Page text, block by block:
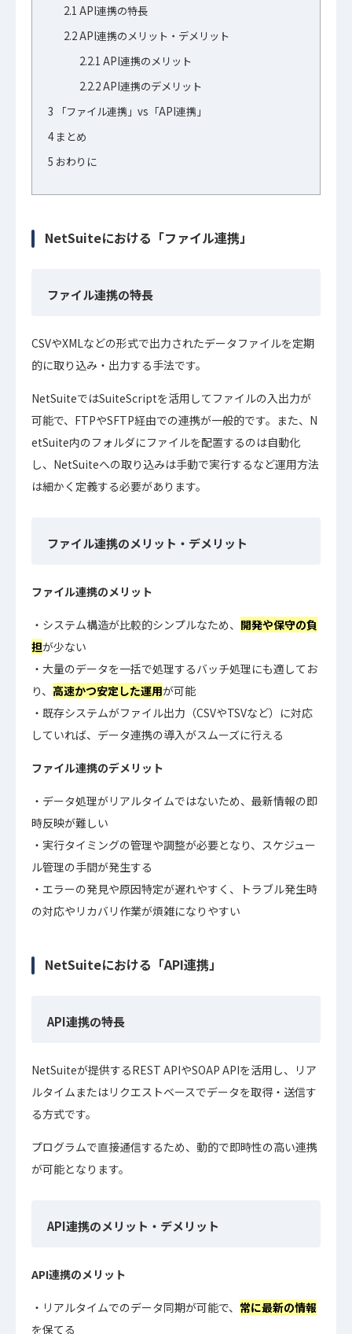
2.1 API連携の特長
2.2API連携のメリット・デメリット
2.2.1 API連携のメリット
2.2.2API連携のデメリット
3 「ファイル連携」vs「API連携」
4まとめ
5 おわりに
NetSuiteにおける「ファイル連携」
ファイル連携の特長
CSVやXMLなどの形式で出力されたデータファイルを定期
的に取り込み・出力する手法です。
NetSuiteではSuiteScriptを活用してファイルの入出力が
可能で、FTPやSFTP経由での連携が一般的です。また、N
etSuite内のフォルダにファイルを配置するのは自動化
し、NetSuiteへの取り込みは手動で実行するなど運用方法
は細かく定義する必要があります。
ファイル連携のメリット・デメリット
ファイル連携のメリット
システム構造が比較的シンプルなため、 開発や保守の負
担が少ない
大量のデータを一括で処理するバッチ処理にも適してお
り、 高速かつ安定した運用が可能
既存システムがファイル出力（CSVやTSVなど）に対応
していれば、データ連携の導入がスムーズに行える
ファイル連携のデメリット
データ処理がリアルタイムではないため、最新情報の即
時反映が難しい
実行タイミングの管理や調整が必要となり、スケジュー
ル管理の手間が発生する
エラーの発見や原因特定が遅れやすく、トラブル発生時
の対応やリカバリ作業が煩雑になりやすい
NetSuiteにおける「API連携」
API連携の特長
NetSuiteが提供するREST APIやSOAP APIを活用し、リア
ルタイムまたはリクエストベースでデータを取得・送信す
る方式です。
プログラムで直接通信するため、動的で即時性の高い連携
が可能となります。
API連携のメリット・デメリット
API連携のメリット
リアルタイムでのデータ同期が可能で、 常に最新の情報
を保てる